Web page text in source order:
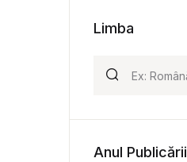
Limba
Anul Publicării